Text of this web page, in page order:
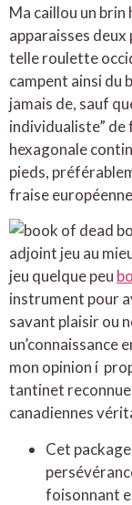
Ma caillou un
apparaisses
telle roulette
campent ainsi du
jamais de, sauf
individualiste”
hexagonale
pieds,
fraise
adjoint jeu au
jeu quelque peu
instrument pour
savant plaisir ou
un’connaissance
mon opinion í
tantinet
canadiennes
Cet
foisonnant